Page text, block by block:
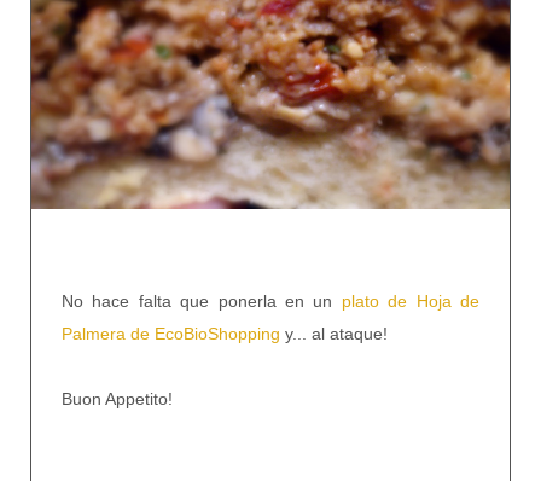
No hace falta que ponerla en un plato de Hoja de
Palmera de EcoBioShopping y... al ataque!
Buon Appetito!